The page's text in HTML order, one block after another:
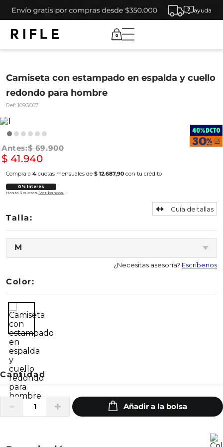
ayuda
0
Camiseta con estampado en espalda y cuello
redondo para hombre
Ref: 109G007
$ 69.900
$ 41.940
Compra a 4 cuotas mensuales de $ 12.687,90 con tu crédito
0% Interés
Hasta 3 cuotas. Ver bancos.
M
Guía de tallas
¿Necesitas asesoría? Escríbenos
Color: